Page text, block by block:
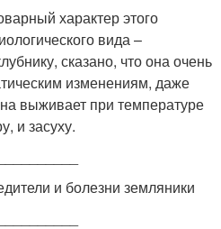
характер этого
вида –
сказано, что она очень
изменениям, даже
выживает при температуре
и засуху.
и болезни земляники